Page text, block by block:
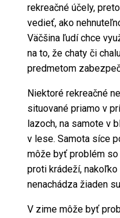
rekreačné účely,
vedieť, ako
Väčšina ľudí chce
na to, že chaty či
predmetom
Niektoré rekreačné
situované priamo v
lazoch, na samote v
v lese. Samota síce
môže byť problém
proti krádeží,
nenachádza žiaden
V zime môže byť